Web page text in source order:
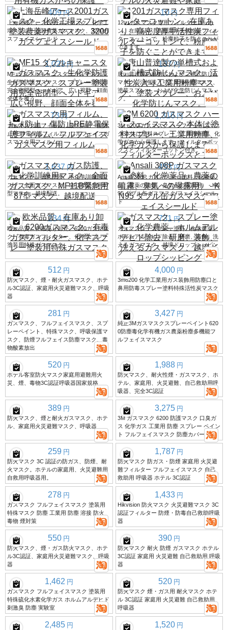
409 円
上海岳峰アース2001ガスマスク、化学工
場スプレー塗装農薬ガスマスク、3200ガ
スフェイスシールド
10 円
1201ガスマスク専用フィルターコット
ン、在庫あり、高密度厚手活性炭フィル
ターコットンで、粉塵粒子を防ぐことが
できます。
1,023 円
MF15 ダブルキャニスターガスマスク、
生化学防護ガスマスク、スプレー塗装用
完全密閉型ヘッドギア、広い視野、顔面
全体を覆う
137 円
唐山普達製の単槽式および二槽式防じん
マスク、活性炭入り工業用粉塵マスク、
塗装スプレー、および化学防じんマス
ク。
73 円
ガスマスク用フィルム、飛沫防止・傷防
止PE静電保護フィルム、フルフェイスガ
スマスク用フィルム。
1,316 円
3M 6200 ガスマスク ハーフフェイスマス
ク 本体は塗料スプレー、工業用粉塵、化
学ガスから保護します。フィルターボッ
クスとフィルターコットン付き。
1,637 円
ガスマスク、ガス防護、生化学訓練用マ
スク、全面ガスマスク、MF11B緊急用87
型マスク、越境配送。
453 円
Ansali 308P ガスマスク（塗料、化学薬
品、農薬の噴霧、臭気への曝露用） - KN
95 ダブル缶ガスマスク/フェイスシール
ド
234 円
欧米品質、在庫あり卸売、6200ガスマス
ク、有毒ガスフィルター、化学スプレー
塗装用特殊ガスマスク
731 円
ガスマスク、スプレー塗料、化学農薬、
ホルムアルデヒド除去、研磨、装飾、洗
えるガスマスク、越境ドロップシッピン
グ
512 円
防火マスク、煙・耐火ガスマスク、ホテ
ル3C認証、家庭用火災避難マスク、呼吸
器
4,000 円
3m6200 化学工業用ガス装飾用防塵口と
鼻用防毒スプレー塗料特殊活性炭マスク
281 円
ガスマスク、フルフェイスマスク、スプ
レーペイント、特殊マスク、呼吸保護マ
スク、防煙フルフェイス防塵マスク、毒
物酸素放出
3,427 円
純正3Mガスマスクスプレーペイント620
0防塵毒化学有機ガス農薬粉塵多機能フ
ルフェイスマスク
520 円
ホテル客室防火マスク家庭用避難用火
災、煙、毒物3C認証呼吸器国家規格
1,988 円
防火マスク、耐火性煙・ガスマスク、ホ
テル、家庭用、火災避難、自己救助用呼
吸器、完全3C認証
389 円
防火マスク、煙と耐火ガスマスク、ホテ
ル、家庭用火災避難マスク、呼吸器
3,275 円
3M ガスマスク 6200 防護マスク 口臭ガ
ス 化学ガス 工業用 防塵 スプレー ペイン
ト フルフェイスマスク 防塵カバー
259 円
防火マスク 3C 認証の防ガス、防煙、耐
火マスク。ホテルの家庭用、火災避難用
自救用呼吸器用。
1,787 円
防火マスク 防ガス・防煙 家庭用 火災避
難フィルター フルフェイスマスク 自己
救助用 呼吸器 ホテル 3C認証
278 円
ガスマスク フルフェイスマスク 塗装用
特殊マスク 防塵 工業用 防塵 溶接 防火
毒物 煙対策
1,433 円
Hikvision 防火マスク 火災避難マスク 3C
認証フィルター 防煙・防毒自己救助呼吸
器
550 円
防火マスク、煙・ガス防火マスク、ホテ
ル3C認証、家庭用火災避難マスク、呼吸
器
390 円
防火マスク 耐火 防煙 ガスマスク ホテル
3C認証 家庭用 火災避難 自己救助用 呼吸
器
1,462 円
ガスマスク フルフェイスマスク 塗装用
特殊硫化水素化学ガス ホルムアルデヒド
刺激臭 防塵 実験室
520 円
防火マスク 煙・ガス用 耐火マスク ホテ
ル 3C認証 家庭用 火災避難 自己救助用
呼吸器
2,485 円 1,520 円